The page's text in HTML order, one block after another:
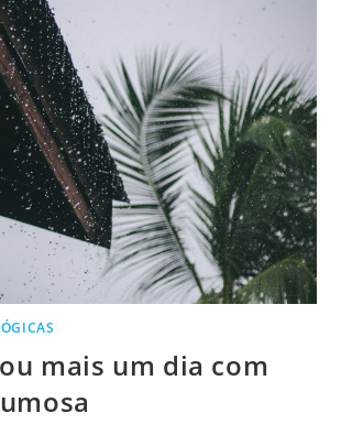
mais um dia com